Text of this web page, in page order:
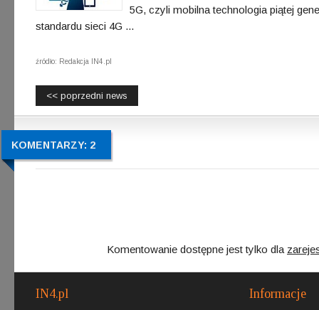
5G, czyli mobilna technologia piątej
standardu sieci 4G ...
źródło: Redakcja IN4.pl
<< poprzedni news
KOMENTARZY: 2
Komentowanie dostępne jest tylko dla
IN4.pl Informacje